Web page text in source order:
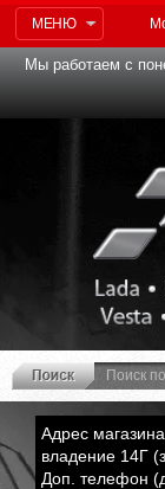
МЕНЮ
Мы работаем с
Адрес
владение 14Г
Доп. телефон